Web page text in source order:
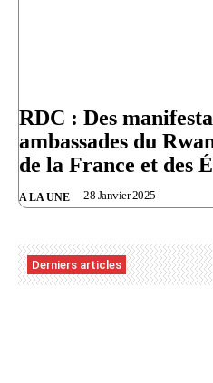
RDC : Des
ambassades du
de la France et des
A LA UNE 28 Janvier 2025
Derniers articles